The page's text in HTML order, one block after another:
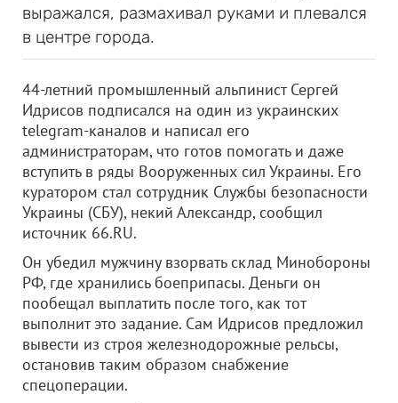
выражался, размахивал руками и плевался
в центре города.
44-летний промышленный альпинист Сергей
Идрисов подписался на один из украинских
telegram-каналов и написал его
администраторам, что готов помогать и даже
вступить в ряды Вооруженных сил Украины. Его
куратором стал сотрудник Службы безопасности
Украины (СБУ), некий Александр, сообщил
источник 66.RU.
Он убедил мужчину взорвать склад Минобороны
РФ, где хранились боеприпасы. Деньги он
пообещал выплатить после того, как тот
выполнит это задание. Сам Идрисов предложил
вывести из строя железнодорожные рельсы,
остановив таким образом снабжение
спецоперации.